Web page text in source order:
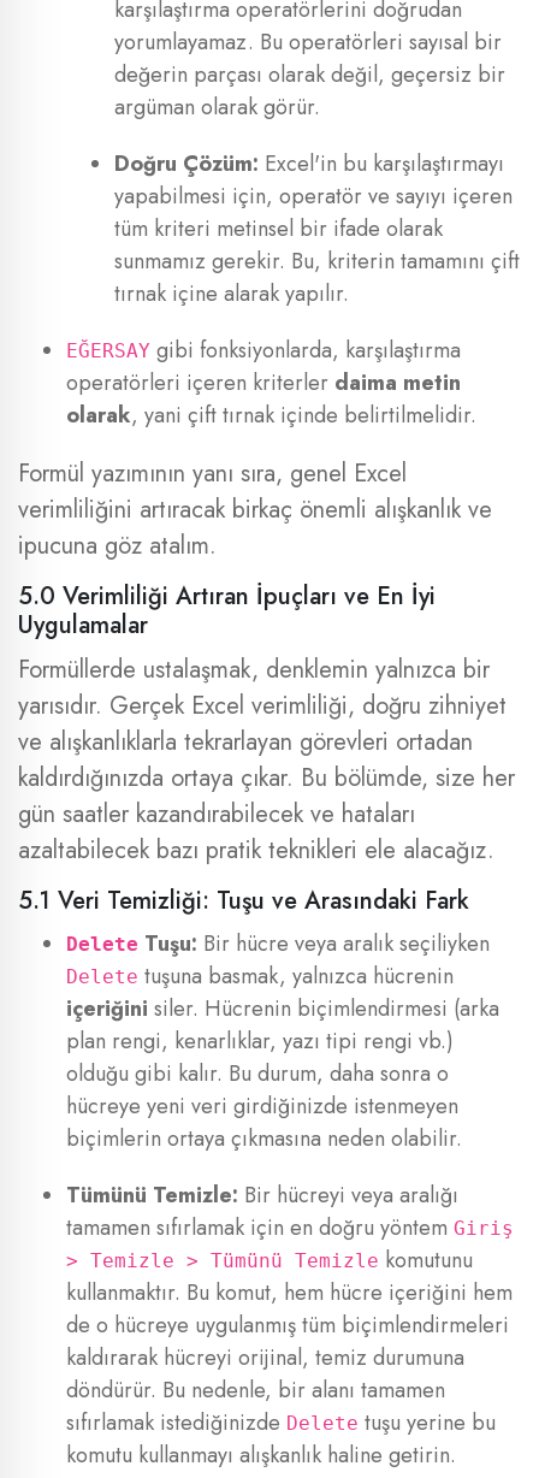
karşılaştırma operatörlerini doğrudan
yorumlayamaz. Bu operatörleri sayısal bir
değerin parçası olarak değil, geçersiz bir
argüman olarak görür.
Doğru Çözüm: Excel'in bu karşılaştırmayı
yapabilmesi için, operatör ve sayıyı içeren
tüm kriteri metinsel bir ifade olarak
sunmamız gerekir. Bu, kriterin tamamını çift
tırnak içine alarak yapılır.
EĞERSAY gibi fonksiyonlarda, karşılaştırma
operatörleri içeren kriterler daima metin
olarak, yani çift tırnak içinde belirtilmelidir.
Formül yazımının yanı sıra, genel Excel
verimliliğini artıracak birkaç önemli alışkanlık ve
ipucuna göz atalım.
5.0 Verimliliği Artıran İpuçları ve En İyi
Uygulamalar
Formüllerde ustalaşmak, denklemin yalnızca bir
yarısıdır. Gerçek Excel verimliliği, doğru zihniyet
ve alışkanlıklarla tekrarlayan görevleri ortadan
kaldırdığınızda ortaya çıkar. Bu bölümde, size her
gün saatler kazandırabilecek ve hataları
azaltabilecek bazı pratik teknikleri ele alacağız.
5.1 Veri Temizliği: Tuşu ve Arasındaki Fark
Delete Tuşu: Bir hücre veya aralık seçiliyken
Delete tuşuna basmak, yalnızca hücrenin
içeriğini siler. Hücrenin biçimlendirmesi (arka
plan rengi, kenarlıklar, yazı tipi rengi vb.)
olduğu gibi kalır. Bu durum, daha sonra o
hücreye yeni veri girdiğinizde istenmeyen
biçimlerin ortaya çıkmasına neden olabilir.
Tümünü Temizle: Bir hücreyi veya aralığı
tamamen sıfırlamak için en doğru yöntem Giriş
> Temizle > Tümünü Temizle komutunu
kullanmaktır. Bu komut, hem hücre içeriğini hem
de o hücreye uygulanmış tüm biçimlendirmeleri
kaldırarak hücreyi orijinal, temiz durumuna
döndürür. Bu nedenle, bir alanı tamamen
sıfırlamak istediğinizde Delete tuşu yerine bu
komutu kullanmayı alışkanlık haline getirin.